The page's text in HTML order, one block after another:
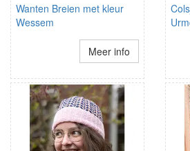
Wanten Breien met kleur
Wessem
Meer info